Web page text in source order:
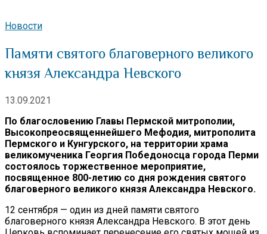
Новости
Памяти святого благоверного великого
князя Александра Невского
13.09.2021
По благословению Главы Пермской митрополии,
Высокопреосвященнейшего Мефодия, митрополита
Пермского и Кунгурского, на территории храма
великомученика Георгия Победоносца города Перми
состоялось торжественное мероприятие,
посвященное 800-летию со дня рождения святого
благоверного великого князя Александра Невского.
12 сентября — один из дней памяти святого
благоверного князя Александра Невского. В этот день